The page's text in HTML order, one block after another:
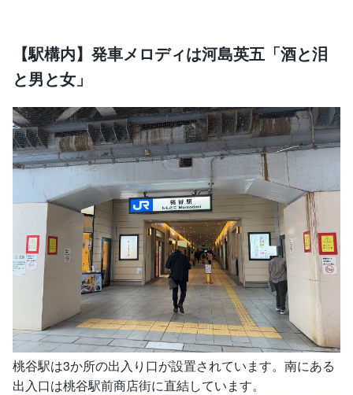
【駅構内】発車メロディは河島英五「酒と泪
と男と女」
桃谷駅は3か所の出入り口が設置されています。南にある
出入口は桃谷駅前商店街に直結しています。